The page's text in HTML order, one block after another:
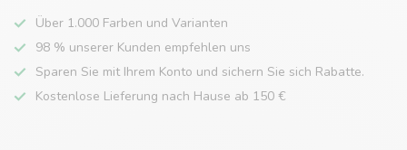
Über 1.000 Farben und Varianten
98 % unserer Kunden empfehlen uns
Sparen Sie mit Ihrem Konto und sichern Sie sich Rabatte.
Kostenlose Lieferung nach Hause ab 150 €